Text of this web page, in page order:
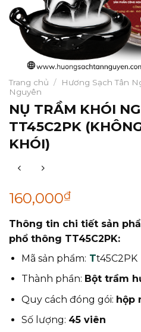
Trang chủ / Hương Sạch Tân
Nguyên
NỤ TRẦM KHÓI
TT45C2PK
KHÓI)
160,000₫
Thông tin chi tiết sản
phổ thông TT45C2PK:
Mã sản phẩm: Tt45C2PK
Thành phần: Bột trầm
Quy cách đóng gói: hộp
Số lượng: 45 viên